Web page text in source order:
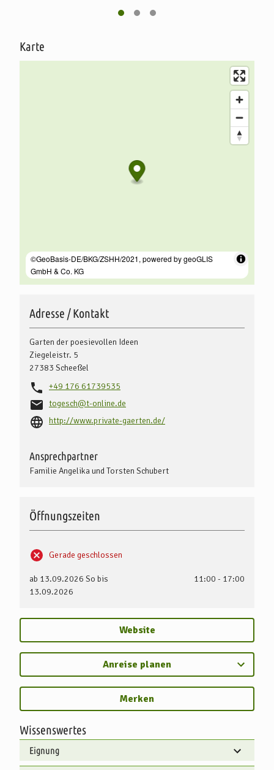
Wissenswertes
Eignung
Karte
Adresse / Kontakt
Garten der poesievollen Ideen
Ziegeleistr. 5
27383 Scheeßel
+49 176 61739535
togesch@t-online.de
http://www.private-gaerten.de/
Ansprechpartner
Familie Angelika und Torsten Schubert
Öffnungszeiten
Gerade geschlossen
ab 13.09.2026 So bis
13.09.2026
11:00 - 17:00
Website
Anreise planen
Merken